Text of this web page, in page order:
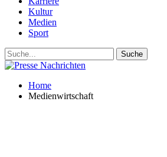
Kultur
Medien
Sport
Home
Medienwirtschaft